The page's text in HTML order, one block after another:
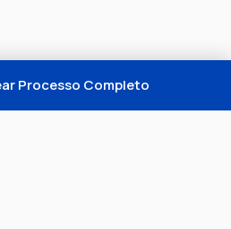
Processo Completo